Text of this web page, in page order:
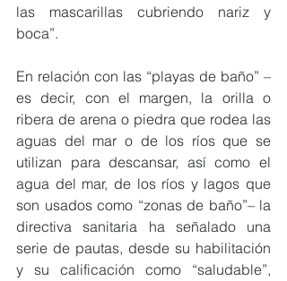
las mascarillas cubriendo nariz y
boca”.
En relación con las “playas de baño” –
es decir, con el margen, la orilla o
ribera de arena o piedra que rodea las
aguas del mar o de los ríos que se
utilizan para descansar, así como el
agua del mar, de los ríos y lagos que
son usados como “zonas de baño”– la
directiva sanitaria ha señalado una
serie de pautas, desde su habilitación
y su calificación como “saludable”,